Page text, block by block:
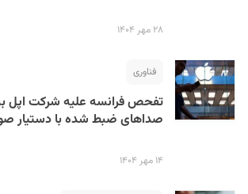
۲۸ مهر ۱۴۰۴
فناوری
تفحص فرانسه علیه شرکت اپل به
صداهای ضبط شده با دستیار
۱۴ مهر ۱۴۰۴